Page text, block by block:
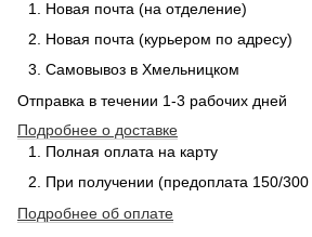
Новая почта (на отделение)
Новая почта (курьером по адресу)
Самовывоз в Хмельницком
Отправка в течении 1-3 рабочих дней
Подробнее о доставке
Полная оплата на карту
При получении (предоплата 150/300
Подробнее об оплате